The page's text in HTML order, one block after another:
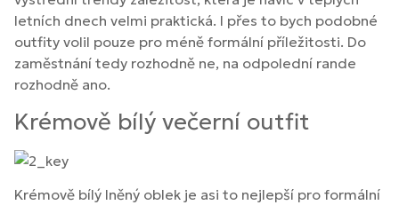
letních dnech velmi praktická. I přes to bych podobné
outfity volil pouze pro méně formální příležitosti. Do
zaměstnání tedy rozhodně ne, na odpolední rande
rozhodně ano.
Krémově bílý večerní outfit
Krémově bílý lněný oblek je asi to nejlepší pro formální